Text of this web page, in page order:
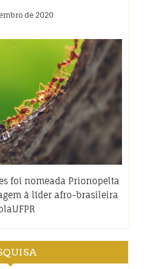
de 2020
foi nomeada Prionopelta
à líder afro-brasileira